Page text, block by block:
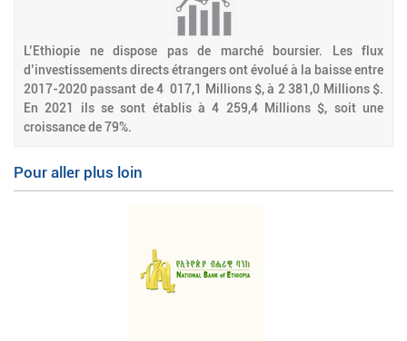
L’Ethiopie ne dispose pas de marché boursier. Les flux
d’investissements directs étrangers ont évolué à la baisse entre
2017-2020 passant de 4 017,1 Millions $, à 2 381,0 Millions $.
En 2021 ils se sont établis à 4 259,4 Millions $, soit une
croissance de 79%.
Pour aller plus loin